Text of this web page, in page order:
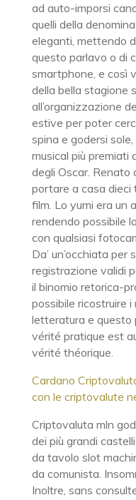
ad auto-imporsi
quelli della
eleganti, mettendo
questo parlavo o di
smartphone, e così
della bella stagione
all’organizzazione
estive per poter
spina e godersi
musical più premiati
degli Oscar. Renato
portare a casa dieci
film. Lo yumi era un
rendendo possibile
con qualsiasi
Da’ un’occhiata per
registrazione validi
il binomio retorica-
possibile ricostruire
letteratura e questo
vérité pratique est
vérité théorique.
Cardano
con le criptovalute
Criptovaluta mln
dei più grandi
da tavolo slot
da comunista.
Inoltre, sans